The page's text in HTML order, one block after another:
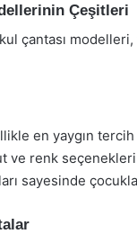
Çeşitleri
çantası
en yaygın
ve renk
sayesinde